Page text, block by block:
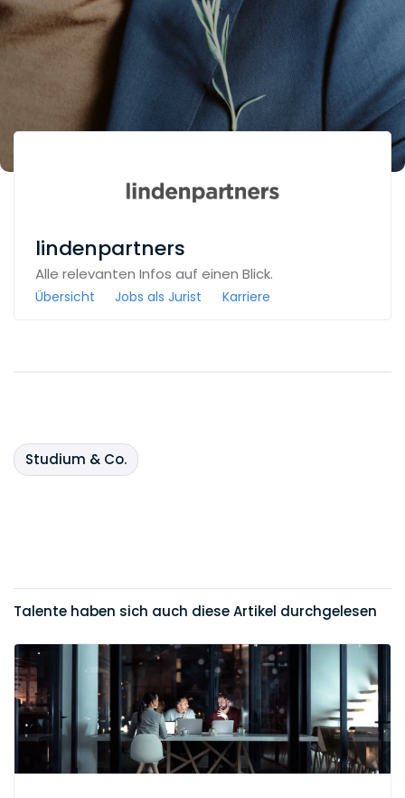
lindenpartners
Alle relevanten Infos auf einen Blick.
Übersicht Jobs als Jurist Karriere
Studium & Co.
Talente haben sich auch diese Artikel durchgelesen